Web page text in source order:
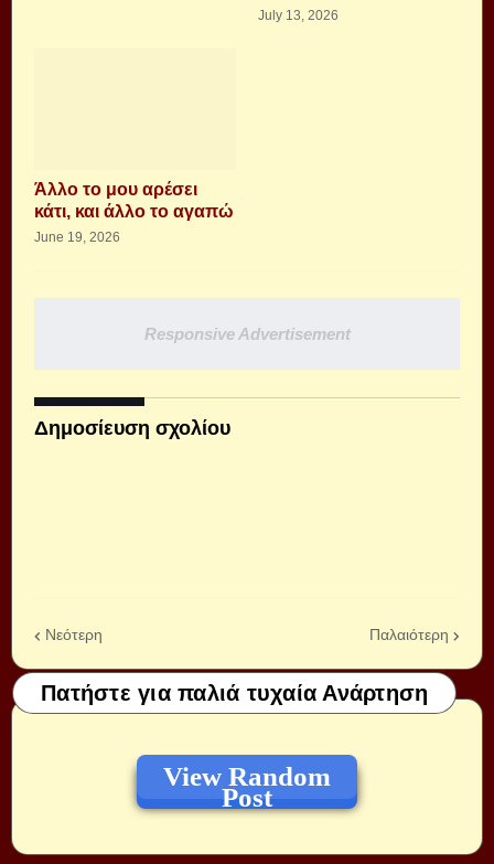
July 13, 2026
Άλλο το μου αρέσει
κάτι, και άλλο το αγαπώ
June 19, 2026
Responsive Advertisement
Δημοσίευση σχολίου
Νεότερη Παλαιότερη
Πατήστε για παλιά τυχαία Ανάρτηση
View Random
Post